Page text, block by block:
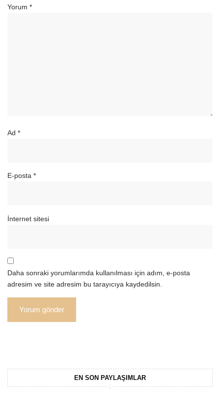
Yorum *
Ad *
E-posta *
İnternet sitesi
Daha sonraki yorumlarımda kullanılması için adım, e-posta
adresim ve site adresim bu tarayıcıya kaydedilsin.
EN SON PAYLAŞIMLAR